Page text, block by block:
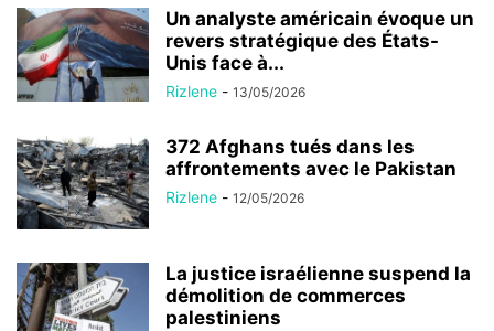
Un analyste américain évoque un
revers stratégique des États-
Unis face à...
Rizlene - 13/05/2026
372 Afghans tués dans les
affrontements avec le Pakistan
Rizlene - 12/05/2026
La justice israélienne suspend la
démolition de commerces
palestiniens